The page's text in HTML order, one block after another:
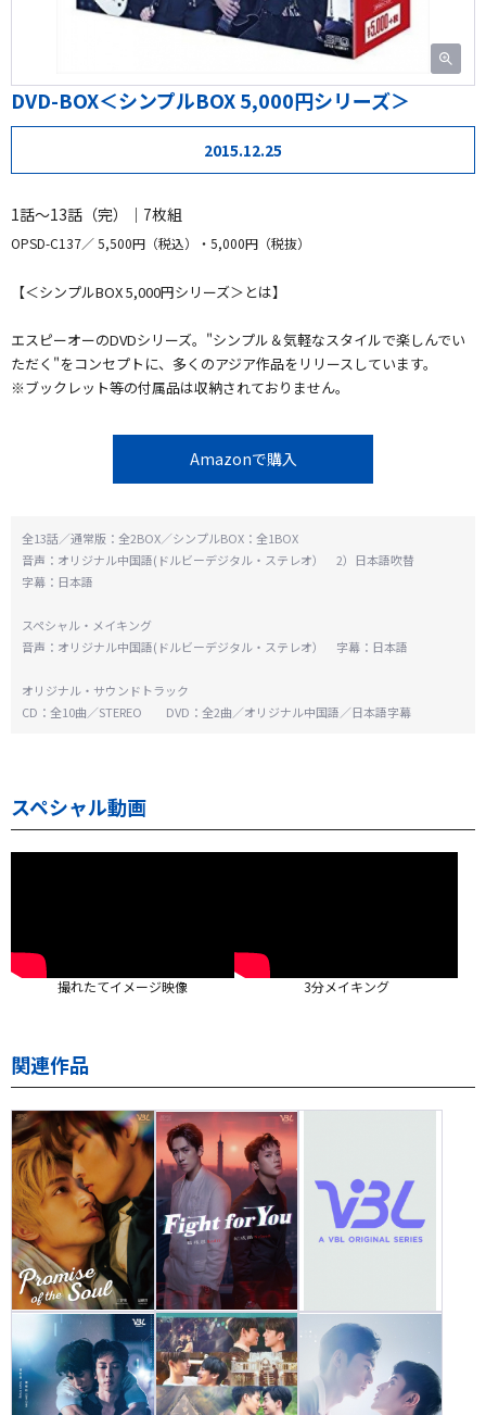
DVD-BOX＜シンプルBOX 5,000円シリーズ＞
2015.12.25
1話～13話（完）｜7枚組
OPSD-C137 5,500円（税込）・5,000円（税抜）
【＜シンプルBOX 5,000円シリーズ＞とは】
エスピーオーのDVDシリーズ。"シンプル＆気軽なスタイルで楽しんでい
ただく"をコンセプトに、多くのアジア作品をリリースしています。
※ブックレット等の付属品は収納されておりません。
Amazonで購入
全13話／通常版：全2BOX／シンプルBOX：全1BOX
音声：オリジナル中国語(ドルビーデジタル・ステレオ） 2）日本語吹替
字幕：日本語
スペシャル・メイキング
音声：オリジナル中国語(ドルビーデジタル・ステレオ） 字幕：日本語
オリジナル・サウンドトラック
CD：全10曲／STEREO DVD：全2曲／オリジナル中国語／日本語字幕
スペシャル動画
撮れたてイメージ映像 3分メイキング
関連作品